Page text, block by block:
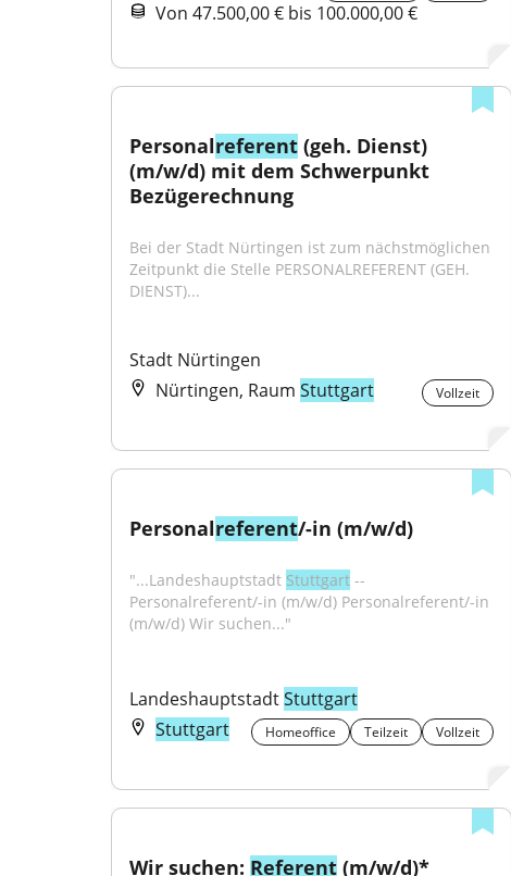
Von 47.500,00 € bis 100.000,00 €
Personalreferent (geh. Dienst)
(m/w/d) mit dem Schwerpunkt
Bezügerechnung
Bei der Stadt Nürtingen ist zum nächstmöglichen
Zeitpunkt die Stelle PERSONALREFERENT (GEH.
DIENST)...
Stadt Nürtingen
Nürtingen, Raum Stuttgart Vollzeit
Personalreferent/-in (m/w/d)
"...Landeshauptstadt Stuttgart --
Personalreferent/-in (m/w/d) Personalreferent/-in
(m/w/d) Wir suchen..."
Landeshauptstadt Stuttgart
Stuttgart
Homeoffice Teilzeit Vollzeit
Wir suchen: Referent (m/w/d)*